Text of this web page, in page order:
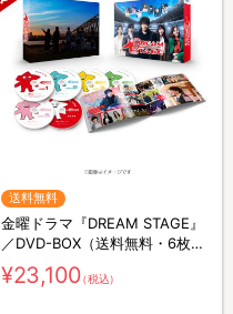
送料無料
金曜ドラマ『DREAM STAGE』
／DVD-BOX（送料無料・6枚
組）
¥23,100（税込）